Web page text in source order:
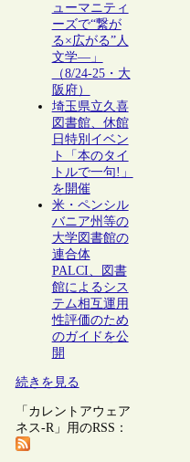
ューマニティ
ーズで“繋が
る×広がる”人
文学―」
（8/24-25・大
阪府）
埼玉県立久喜
図書館、休館
日特別イベン
ト「本のタイ
トルで一句!」
を開催
米・ペンシル
バニア州等の
大学図書館の
連合体
PALCI、図書
館によるシス
テム相互運用
性評価のため
のガイドを公
開
続きを見る
「カレントアウェア
ネス-R」用のRSS：